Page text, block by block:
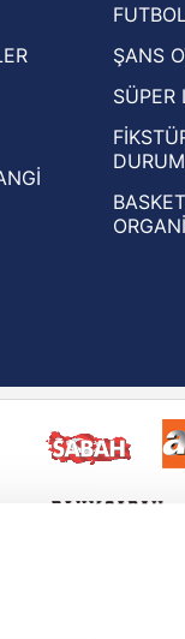
Reddet
haberleri
Ligi haberleri
haberleri
Ligi haberleri
ŞANS
SÜPER